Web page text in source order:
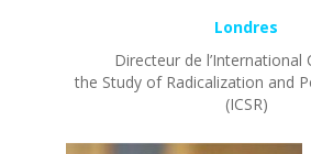
Londres
Directeur de l’International
the Study of Radicalization and
(ICSR)